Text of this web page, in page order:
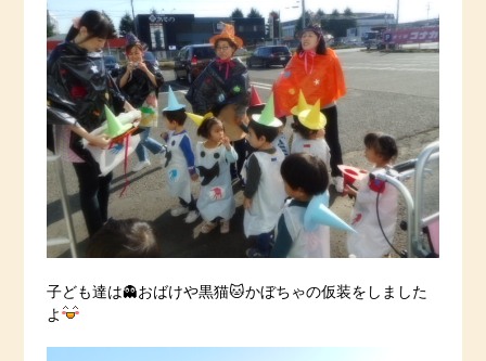
子ども達は👻おばけや黒猫🐱かぼちゃの仮装をしました
よ